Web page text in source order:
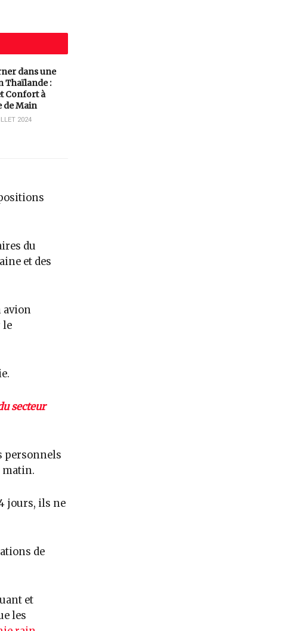
dans une
Thaïlande :
Confort à
de Main
2024
du
et des
avion
le
secteur
personnels
matin.
jours, ils ne
de
et
les